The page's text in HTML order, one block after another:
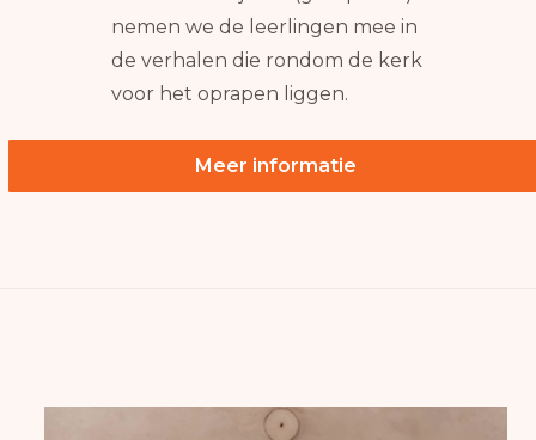
nemen we de leerlingen mee in
de verhalen die rondom de kerk
voor het oprapen liggen.
Meer informatie